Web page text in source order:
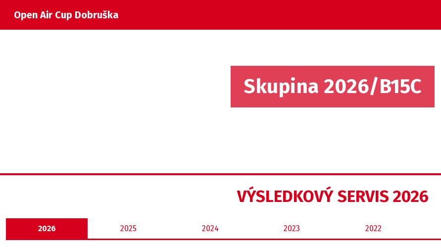
Open Air Cup Dobruška
Skupina 2026/B15C
VÝSLEDKOVÝ SERVIS 2026
2026 2025 2024 2023 2022